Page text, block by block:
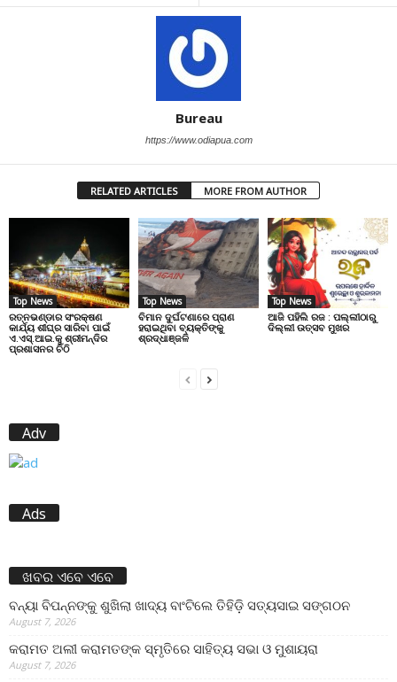
Bureau
https://www.odiapua.com
RELATED ARTICLES MORE FROM AUTHOR
Top News
ରତ୍ନଭଣ୍ଡାର ସଂରକ୍ଷଣ
କାର୍ଯ୍ୟ ଶୀଘ୍ର ସାରିବା ପାଇଁ
ଏ.ଏସ୍.ଆଇ.କୁ ଶ୍ରୀମନ୍ଦିର
ପ୍ରଶାସନର ଚିଠି
Top News
ବିମାନ ଦୁର୍ଘଟଣାରେ ପ୍ରାଣ
ହରାଇଥିବା ବ୍ୟକ୍ତିଙ୍କୁ
ଶ୍ରଦ୍ଧାଞ୍ଜଳି
Top News
ଆଜି ପହିଲି ରଜ : ପଲ୍ଲୀଠାରୁ
ଦିଲ୍ଲୀ ଉତ୍ସବ ମୁଖର
Adv
Ads
ଖବର ଏବେ ଏବେ
ବନ୍ୟା ବିପନ୍ନଙ୍କୁ ଶୁଖିଲା ଖାଦ୍ୟ ବାଂଟିଲେ ତିହିଡି଼ ସତ୍ୟସାଇ ସଙ୍ଗଠନ
August 7, 2026
କରାମତ ଅଲୀ କରାମତଙ୍କ ସ୍ମୃତିରେ ସାହିତ୍ୟ ସଭା ଓ ମୁଶାୟରା
August 7, 2026